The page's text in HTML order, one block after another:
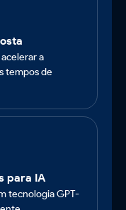
a
tempos de
para IA
tecnologia GPT-